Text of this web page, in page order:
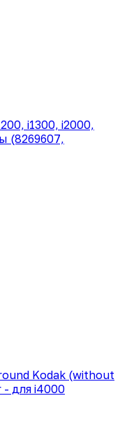
i1300, i2000,
(8269607,
Kodak (without
- для i4000